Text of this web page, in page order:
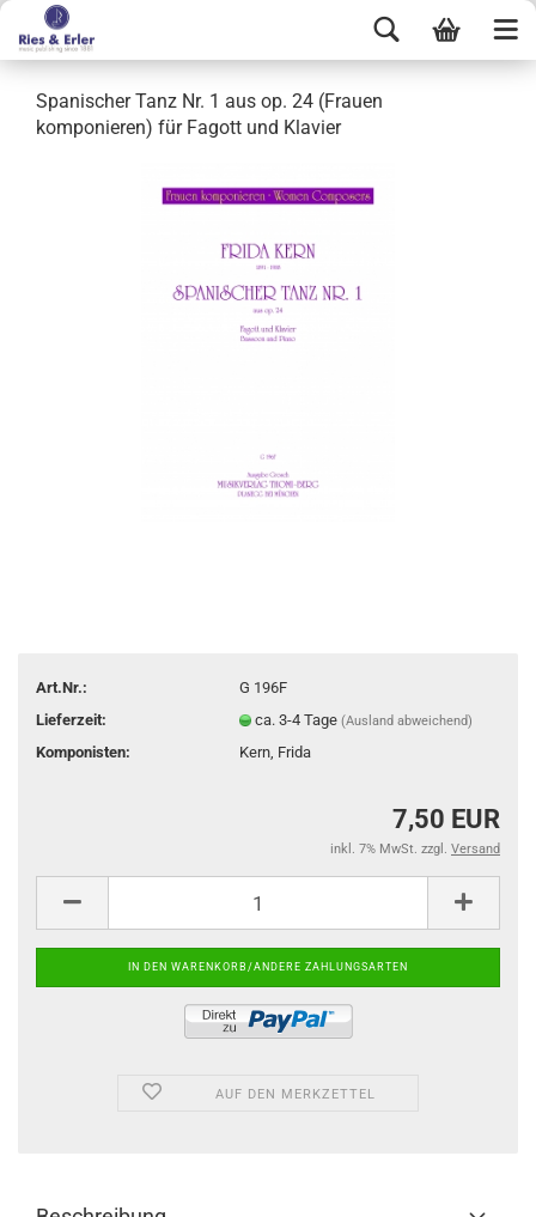
Spanischer Tanz Nr. 1 aus op. 24 (Frauen
komponieren) für Fagott und Klavier
Art.Nr.:
G 196F
Lieferzeit:
ca. 3-4 Tage(Ausland abweichend)
Komponisten: Kern, Frida
7,50 EUR
inkl. 7% MwSt. zzgl. Versand
AUF DEN MERKZETTEL